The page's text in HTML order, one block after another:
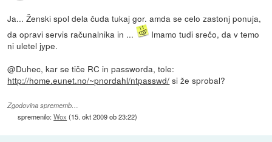
Ja... Ženski spol dela čuda tukaj gor. amda se celo zastonj ponuja,
da opravi servis računalnika in ...
Imamo tudi srečo, da v temo
ni uletel jype.
@Duhec, kar se tiče RC in passworda, tole:
http://home.eunet.no/~pnordahl/ntpasswd/ si že sprobal?
Zgodovina sprememb…
spremenilo:Wox (15. okt 2009 ob 23:22)